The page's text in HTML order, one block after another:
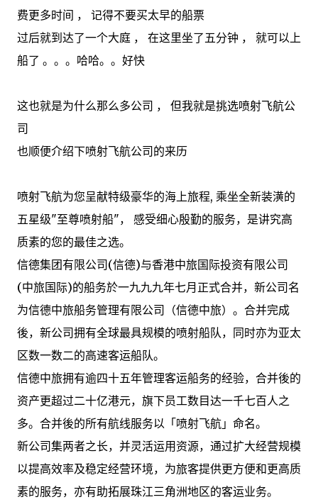
费更多时间 ， 记得不要买太早的船票
过后就到达了一个大庭 ， 在这里坐了五分钟 ， 就可以上
船了 。。。哈哈。。好快
这也就是为什么那么多公司 ， 但我就是挑选喷射飞航公
司
也顺便介绍下喷射飞航公司的来历
喷射飞航为您呈献特级豪华的海上旅程, 乘坐全新装潢的
五星级"至尊喷射船"， 感受细心殷勤的服务，是讲究高
质素的您的最佳之选。
信德集团有限公司(信德)与香港中旅国际投资有限公司
(中旅国际)的船务於一九九九年七月正式合并，新公司名
为信德中旅船务管理有限公司（信德中旅）。合并完成
後，新公司拥有全球最具规模的喷射船队，同时亦为亚太
区数一数二的高速客运船队。
信德中旅拥有逾四十五年管理客运船务的经验，合并後的
资产更超过二十亿港元，旗下员工数目达一千七百人之
多。合并後的所有航线服务以「喷射飞航」命名。
新公司集两者之长，并灵活运用资源，通过扩大经营规模
以提高效率及稳定经营环境，为旅客提供更方便和更高质
素的服务，亦有助拓展珠江三角洲地区的客运业务。